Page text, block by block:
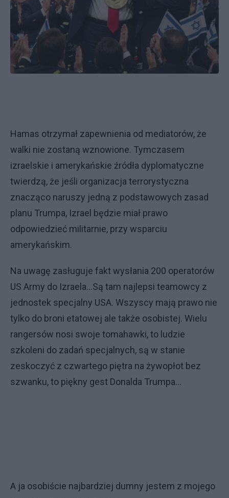
Hamas otrzymał zapewnienia od mediatorów, że
walki nie zostaną wznowione. Tymczasem
izraelskie i amerykańskie źródła dyplomatyczne
twierdzą, że jeśli organizacja terrorystyczna
znacząco naruszy jedną z podstawowych zasad
planu Trumpa, Izrael będzie miał prawo
odpowiedzieć militarnie, przy wsparciu
amerykańskim.
Na uwagę zasługuje fakt wysłania 200 operatorów
US Army do Izraela...Są tam najlepsi teamowcy z
jednostek specjalny USA. Wszyscy mają prawo nie
tylko do broni etatowej ale także osobistej. Wielu
rangersów nosi swoje tomahawki, to ludzie
szkoleni do zadań specjalnych, są w stanie
zeskoczyć z czwartego piętra na żywopłot bez
szwanku, to piękny gest Donalda Trumpa...
A ja osobiście najbardziej dumny jestem z mojego